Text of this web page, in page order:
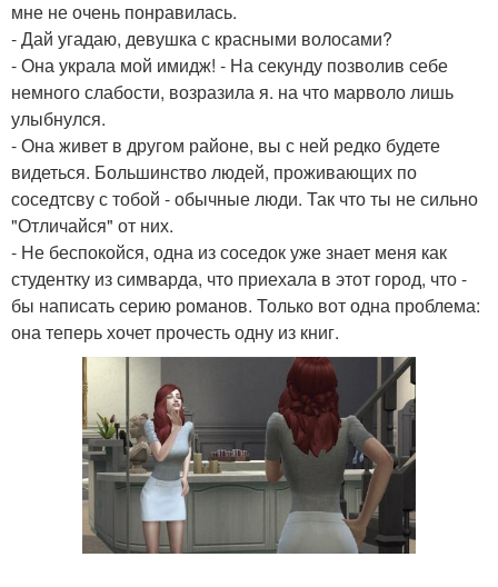
мне не очень понравилась.
- Дай угадаю, девушка с красными волосами?
- Она украла мой имидж! - На секунду позволив себе
немного слабости, возразила я. на что марволо лишь
улыбнулся.
- Она живет в другом районе, вы с ней редко будете
видеться. Большинство людей, проживающих по
соседтсву с тобой - обычные люди. Так что ты не сильно
"Отличайся" от них.
- Не беспокойся, одна из соседок уже знает меня как
студентку из симварда, что приехала в этот город, что -
бы написать серию романов. Только вот одна проблема:
она теперь хочет прочесть одну из книг.